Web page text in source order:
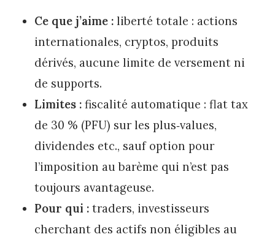
Ce que j’aime : liberté totale : actions
internationales, cryptos, produits
dérivés, aucune limite de versement ni
de supports.
Limites : fiscalité automatique : flat tax
de 30 % (PFU) sur les plus‑values,
dividendes etc., sauf option pour
l’imposition au barème qui n’est pas
toujours avantageuse.
Pour qui : traders, investisseurs
cherchant des actifs non éligibles au